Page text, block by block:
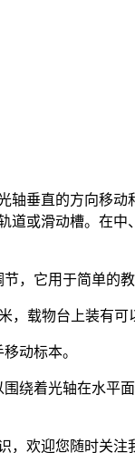
垂直的方向移
或滑动槽。在
，它用于简单的教
载物台上装有
动标本。
绕着光轴在水平
欢迎您随时关注